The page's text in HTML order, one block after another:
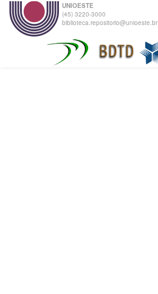
UNIOESTE
(45) 3220-3000
biblioteca.repositorio@unioeste.br